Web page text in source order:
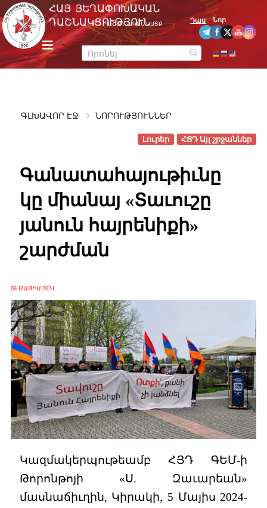
Skip
to
content
m
e
n
u
ՀԱՅ ՅԵՂԱՓՈԽԱԿԱՆ
ԴԱՇՆԱԿՑՈՒԹՅՈՒՆ
ՊԱՇՏՈՆԱԿԱՆ ԿԱՅՔ
Դաս Նոր
ԳԼԽԱՎՈՐ ԷՋ ՆՈՐՈՒԹՅՈՒՆՆԵՐ
ՀՅԴ Այլ շրջաններ
Լուրեր
Գանատահայութիւնը
կը միանայ «Տաւուշը
յանուն հայրենիքի»
շարժման
06 ՄԱՅԻՍ 2024
Կազմակերպութեամբ ՀՅԴ ԳԵՄ-ի
Թորոնթոյի «Ս. Զաւարեան»
մասնաճիւղին, Կիրակի, 5 Մայիս 2024-